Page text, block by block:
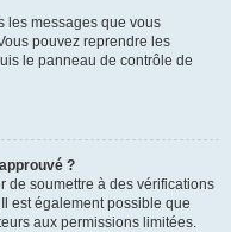
les messages que vous
pouvez reprendre les
le panneau de contrôle de
?
de soumettre à des vérifications
est également possible que
aux permissions limitées.